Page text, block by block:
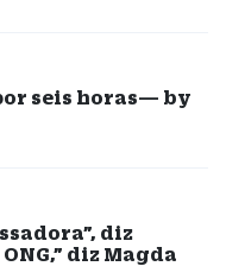
seis horas— by
diz
diz Magda